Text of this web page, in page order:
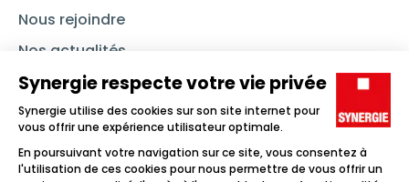
Nous rejoindre
Nos actualités
Nous contacter
Linkedin SynergieInstagramTikTok Youtube